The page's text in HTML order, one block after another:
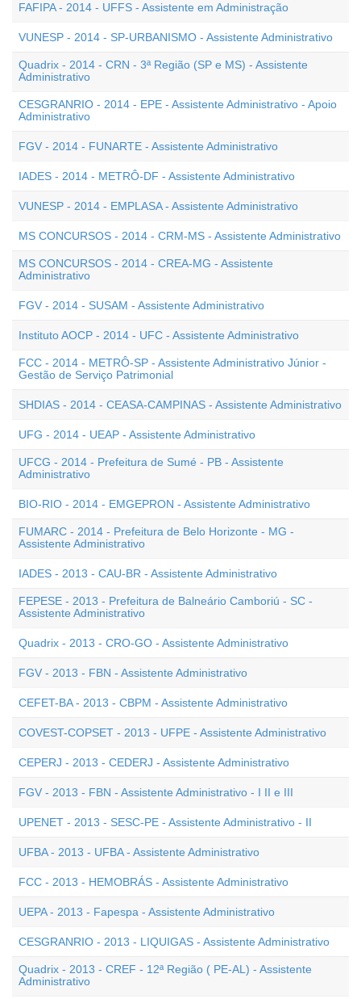
FAFIPA - 2014 - UFFS - Assistente em Administração
VUNESP - 2014 - SP-URBANISMO - Assistente Administrativo
Quadrix - 2014 - CRN - 3ª Região (SP e MS) - Assistente
Administrativo
CESGRANRIO - 2014 - EPE - Assistente Administrativo - Apoio
Administrativo
FGV - 2014 - FUNARTE - Assistente Administrativo
IADES - 2014 - METRÔ-DF - Assistente Administrativo
VUNESP - 2014 - EMPLASA - Assistente Administrativo
MS CONCURSOS - 2014 - CRM-MS - Assistente Administrativo
MS CONCURSOS - 2014 - CREA-MG - Assistente
Administrativo
FGV - 2014 - SUSAM - Assistente Administrativo
Instituto AOCP - 2014 - UFC - Assistente Administrativo
FCC - 2014 - METRÔ-SP - Assistente Administrativo Júnior -
Gestão de Serviço Patrimonial
SHDIAS - 2014 - CEASA-CAMPINAS - Assistente Administrativo
UFG - 2014 - UEAP - Assistente Administrativo
UFCG - 2014 - Prefeitura de Sumé - PB - Assistente
Administrativo
BIO-RIO - 2014 - EMGEPRON - Assistente Administrativo
FUMARC - 2014 - Prefeitura de Belo Horizonte - MG -
Assistente Administrativo
IADES - 2013 - CAU-BR - Assistente Administrativo
FEPESE - 2013 - Prefeitura de Balneário Camboriú - SC -
Assistente Administrativo
Quadrix - 2013 - CRO-GO - Assistente Administrativo
FGV - 2013 - FBN - Assistente Administrativo
CEFET-BA - 2013 - CBPM - Assistente Administrativo
COVEST-COPSET - 2013 - UFPE - Assistente Administrativo
CEPERJ - 2013 - CEDERJ - Assistente Administrativo
FGV - 2013 - FBN - Assistente Administrativo - I II e III
UPENET - 2013 - SESC-PE - Assistente Administrativo - II
UFBA - 2013 - UFBA - Assistente Administrativo
FCC - 2013 - HEMOBRÁS - Assistente Administrativo
UEPA - 2013 - Fapespa - Assistente Administrativo
CESGRANRIO - 2013 - LIQUIGAS - Assistente Administrativo
Quadrix - 2013 - CREF - 12ª Região ( PE-AL) - Assistente
Administrativo